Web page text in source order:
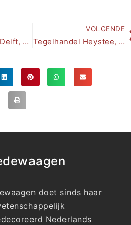
Plateelbakkerij Delft, Hilversum, gelegenheidstableaus, 1910-1923
VOLGENDE
Tegelhandel Heystee, tegeltableaus uitgevoerd door de Hilversumse Plateel Bakkerij (HPB) in Art Déco-stijl
doet sinds haar
Nederlands